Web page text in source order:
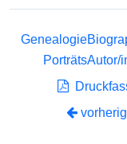
Genealogie
PorträtsAutor/